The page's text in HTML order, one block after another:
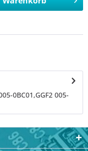
0BC01,GGF2 005-